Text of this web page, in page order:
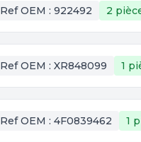
Ref OEM : 922492 2
Ref OEM : XR848099 1
Ref OEM : 4F0839462 1